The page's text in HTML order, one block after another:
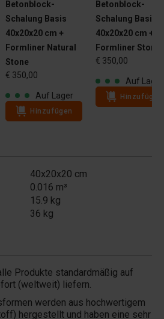
Betonblock-
Schalung Basis
40x20x20 cm +
Formliner Natural
Stone
€ 350,00
Auf Lager
Hinzufügen
Betonblock-
Schalung Basis
40x20x20 cm +
Formliner Stone
€ 350,00
Auf Lager
Hinzufügen
40x20x20 cm
0.016 m³
15.9 kg
36 kg
Produkte standardmäßig auf
(weltweit) liefern.
werden aus hochwertigem
hergestellt und haben eine sehr